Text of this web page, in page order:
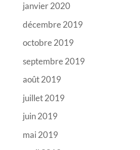
janvier 2020
décembre 2019
octobre 2019
septembre 2019
août 2019
juillet 2019
juin 2019
mai 2019